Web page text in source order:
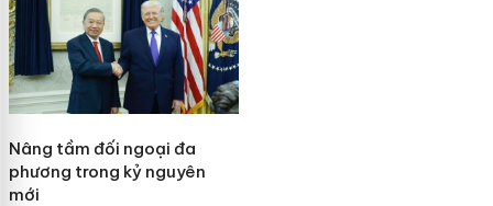
Nâng tầm đối ngoại đa
phương trong kỷ nguyên
mới